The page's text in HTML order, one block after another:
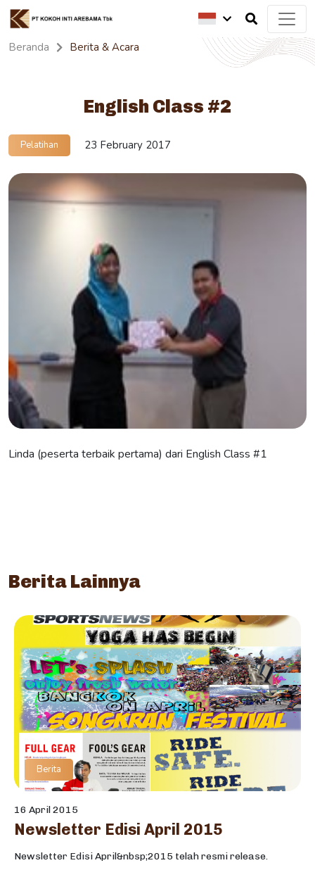
Beranda Berita & Acara
English Class #2
Pelatihan 23 February 2017
Linda (peserta terbaik pertama) dari English Class #1
Berita Lainnya
Berita
16 April 2015
Newsletter Edisi April 2015
Newsletter Edisi April&nbsp;2015 telah resmi release.